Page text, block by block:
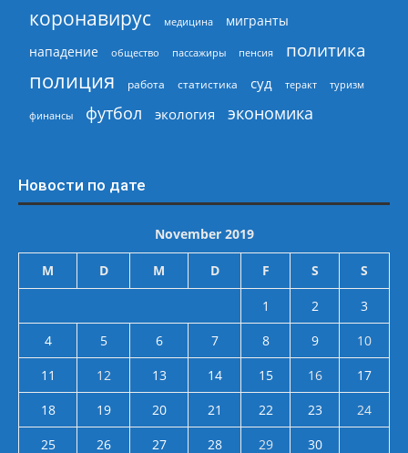
коронавирус медицина
мигранты
нападение
общество пассажиры пенсия политика
полиция работа статистика суд теракт туризм
финансы футбол экология экономика
Новости по дате
November 2019
M D M D F S S
1 2
3
4
5 6 7 8 9
10
11
12 13 14 15 16
17
18
19 20 21 22 23
24
25
26 27 28 29 30